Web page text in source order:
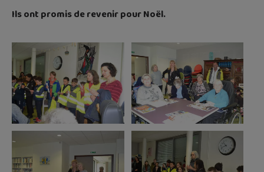
Ils ont promis de revenir pour Noël.